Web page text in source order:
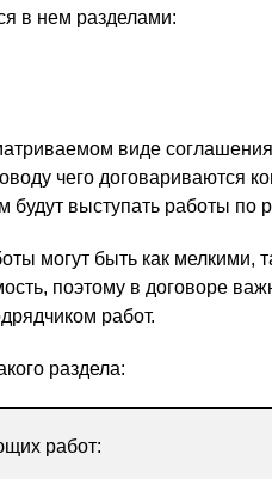
в нем разделами:
виде
чего договариваются
выступать работы по
могут быть как мелкими,
поэтому в договоре
работ.
раздела:
работ: